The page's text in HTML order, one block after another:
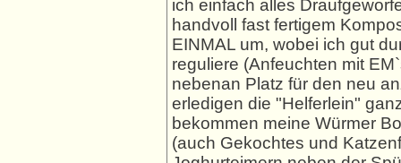
ich einfach alles
handvoll fast fertigem
EINMAL um, wobei ich gut
reguliere (Anfeuchten mit
nebenan Platz für den neu
erledigen die "Helferlein"
bekommen meine Würmer
(auch Gekochtes und